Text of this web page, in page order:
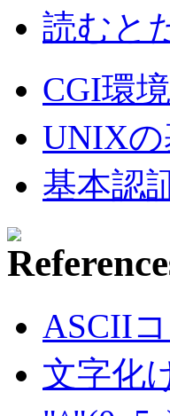
読むと
CGI環
UNIX
基本認
ASCII
文字化